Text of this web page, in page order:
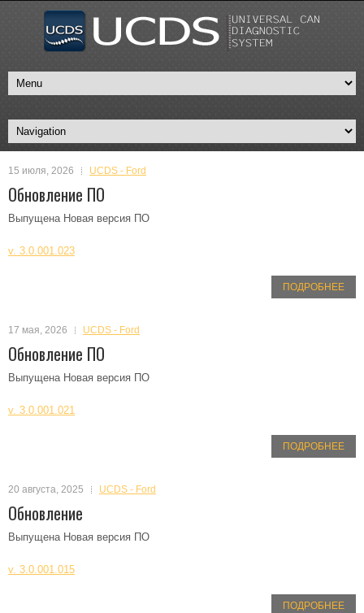
15 июля, 2026 UCDS - Ford
Обновление ПО
Выпущена Новая версия ПО
v. 3.0.001.023
ПОДРОБНЕЕ
17 мая, 2026 UCDS - Ford
Обновление ПО
Выпущена Новая версия ПО
v. 3.0.001.021
ПОДРОБНЕЕ
20 августа, 2025 UCDS - Ford
Обновление
Выпущена Новая версия ПО
v. 3.0.001.015
ПОДРОБНЕЕ